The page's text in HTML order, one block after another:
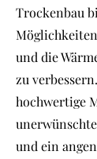
Trockenbau
und die
zu
hochwertige
und ein